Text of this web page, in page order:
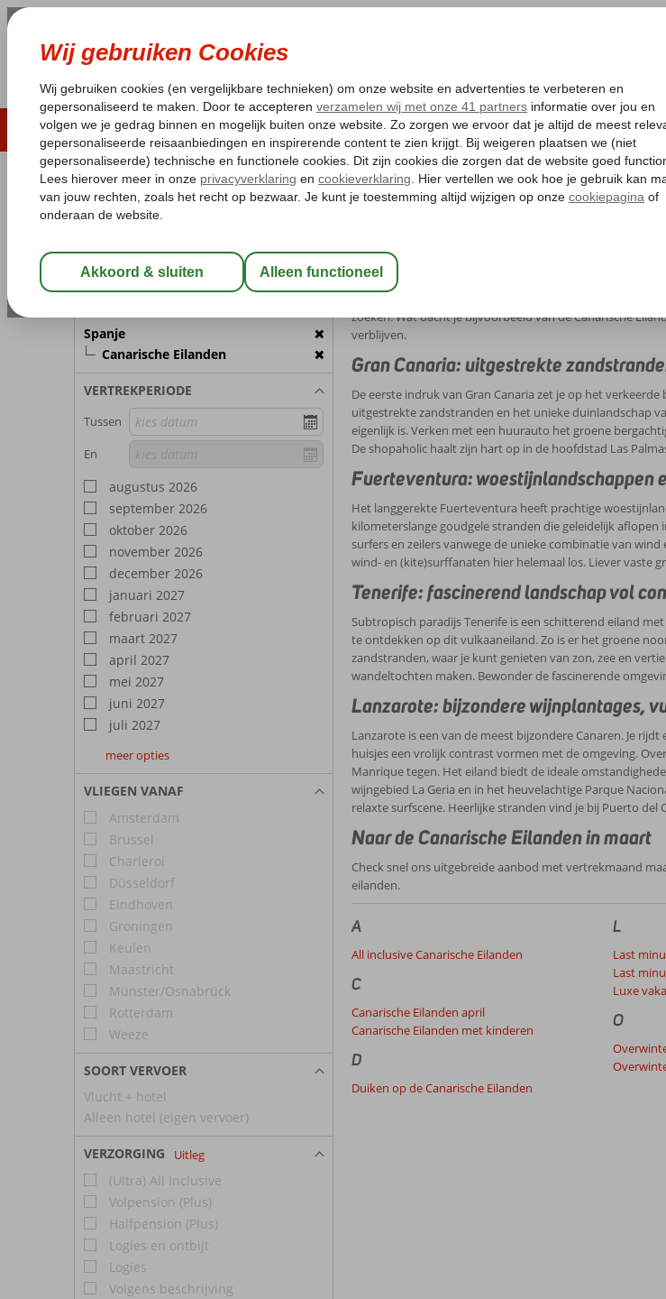
LAST MINUTE ZOMER 2026 ZONVAKANTIE VERRE REIZEN ALL
Pakketgarantie Laagsteprijsgarantie* Gratis annuleren*
REISGEZELSCHAP
Wijzig Reisgezelschap
Spanje
Canarische Eilanden
VERTREKPERIODE
Tussen
En
augustus 2026
september 2026
oktober 2026
november 2026
december 2026
januari 2027
februari 2027
maart 2027
april 2027
mei 2027
juni 2027
juli 2027
augustus
2027
september
2027
oktober
2027
meer opties
VLIEGEN VANAF
Amsterdam
Brussel
Charleroi
Düsseldorf
Eindhoven
Groningen
Keulen
Maastricht
Münster/Osnabrück
Rotterdam
Weeze
SOORT VERVOER
Vlucht + hotel
Alleen hotel (eigen vervoer)
VERZORGING Uitleg
(Ultra) All Inclusive
Volpension (Plus)
Halfpension (Plus)
Logies en ontbijt
Logies
Volgens beschrijving
Canarische Eilanden maart
De bekende uitdrukking ‘Maart roert zijn staart’ zegt
wel heel ver weg. Wil je verzekerd zijn van een weekje
zoeken. Wat dacht je bijvoorbeeld van de Canarische
verblijven.
Gran Canaria: uitgestrekte
De eerste indruk van Gran Canaria zet je op het
uitgestrekte zandstranden en het unieke duinlandschap
eigenlijk is. Verken met een huurauto het groene
De shopaholic haalt zijn hart op in de hoofdstad Las
Fuerteventura: woestijnlandschappen
Het langgerekte Fuerteventura heeft prachtige
kilometerslange goudgele stranden die geleidelijk
surfers en zeilers vanwege de unieke combinatie van
wind- en (kite)surffanaten hier helemaal los. Liever vaste
Tenerife: fascinerend landschap vol
Subtropisch paradijs Tenerife is een schitterend eiland
te ontdekken op dit vulkaaneiland. Zo is er het groene
zandstranden, waar je kunt genieten van zon, zee en
wandeltochten maken. Bewonder de fascinerende
Lanzarote: bijzondere wijnplantages,
Lanzarote is een van de meest bijzondere Canaren. Je
huisjes een vrolijk contrast vormen met de omgeving.
Manrique tegen. Het eiland biedt de ideale
wijngebied La Geria en in het heuvelachtige Parque
relaxte surfscene. Heerlijke stranden vind je bij Puerto del
Naar de Canarische Eilanden in maart
Check snel ons uitgebreide aanbod met vertrekmaand
eilanden.
A
All inclusive Canarische Eilanden
C
Canarische Eilanden april
Canarische Eilanden met kinderen
D
Duiken op de Canarische Eilanden
L
Last
Last
Luxe
O